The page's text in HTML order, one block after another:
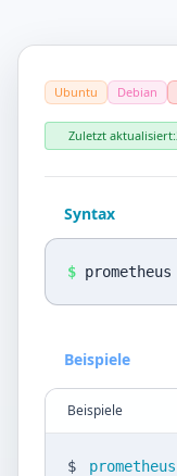
Kontakt
Impressum
Datenschutz
DE EN
Ubuntu Debian
Zuletzt aktualisiert:
Syntax
$ prometheus
Beispiele
Beispiele
$